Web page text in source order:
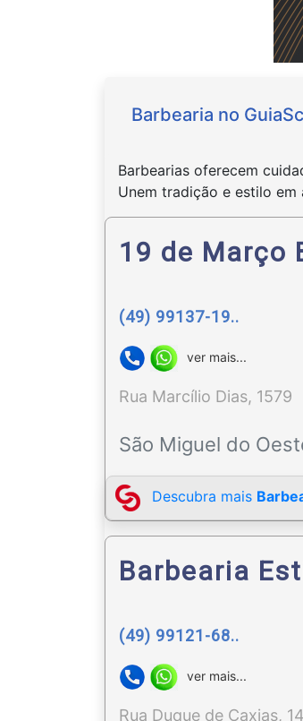
Barbearia no
Barbearias oferecem
Unem tradição e estilo em
19 de Março
(49) 99137-19..
ver mais...
Rua Marcílio Dias, 1579
São Miguel do
Descubra mais
Barbearia
(49) 99121-68..
ver mais...
Rua Duque de Caxias,